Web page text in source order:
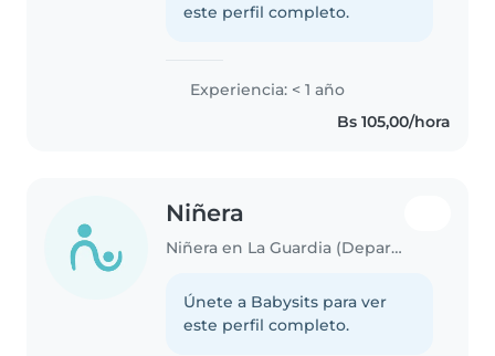
este perfil completo.
Experiencia: < 1 año
Bs 105,00/hora
Niñera
Niñera en La Guardia (Departamento de Santa Cruz)
Únete a Babysits para ver
este perfil completo.